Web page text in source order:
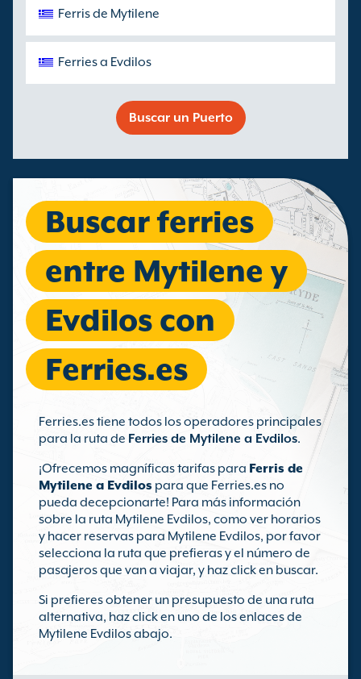
Ferris de Mytilene
Ferries a Evdilos
Buscar un Puerto
Buscar ferries
entre Mytilene y
Evdilos con
Ferries.es
Ferries.es tiene todos los operadores principales
para la ruta de Ferries de Mytilene a Evdilos.
¡Ofrecemos magníficas tarifas para Ferris de
Mytilene a Evdilos para que Ferries.es no
pueda decepcionarte! Para más información
sobre la ruta Mytilene Evdilos, como ver horarios
y hacer reservas para Mytilene Evdilos, por favor
selecciona la ruta que prefieras y el número de
pasajeros que van a viajar, y haz click en buscar.
Si prefieres obtener un presupuesto de una ruta
alternativa, haz click en uno de los enlaces de
Mytilene Evdilos abajo.